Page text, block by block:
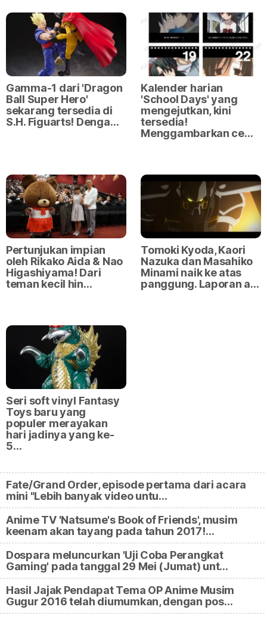
Gamma-1 dari 'Dragon
Ball Super Hero'
sekarang tersedia di
S.H. Figuarts! Denga…
Kalender harian
'School Days' yang
mengejutkan, kini
tersedia!
Menggambarkan ce…
Pertunjukan impian
oleh Rikako Aida & Nao
Higashiyama! Dari
teman kecil hin…
Tomoki Kyoda, Kaori
Nazuka dan Masahiko
Minami naik ke atas
panggung. Laporan a…
Seri soft vinyl Fantasy
Toys baru yang
populer merayakan
hari jadinya yang ke-
5…
Fate/Grand Order, episode pertama dari acara
mini "Lebih banyak video untu…
Anime TV 'Natsume's Book of Friends', musim
keenam akan tayang pada tahun 2017!…
Dospara meluncurkan 'Uji Coba Perangkat
Gaming' pada tanggal 29 Mei (Jumat) unt…
Hasil Jajak Pendapat Tema OP Anime Musim
Gugur 2016 telah diumumkan, dengan pos…